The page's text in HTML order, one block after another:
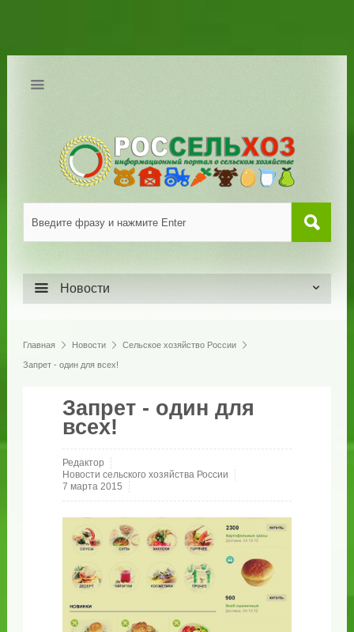
Новости
Главная Новости Сельское хозяйство России
Запрет - один для всех!
Запрет - один для
всех!
Редактор
Новости сельского хозяйства России
7 марта 2015